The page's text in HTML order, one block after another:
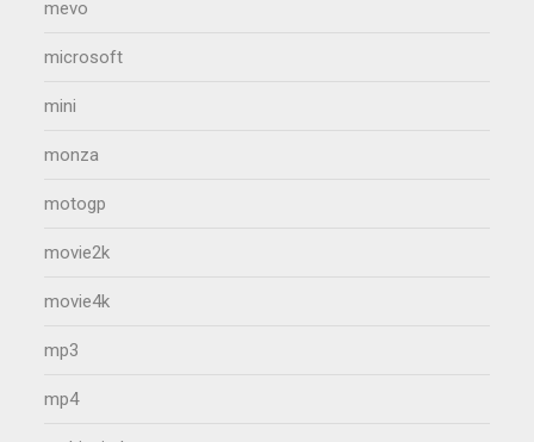
mevo
microsoft
mini
monza
motogp
movie2k
movie4k
mp3
mp4